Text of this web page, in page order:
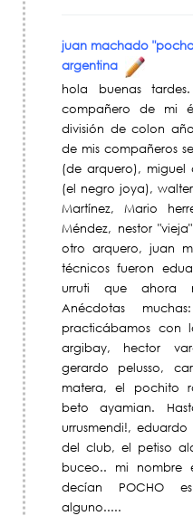
juan machado
argentina
hola buenas
compañero de mi
división de colon
de mis compañeros
(de arquero), miguel
(el negro joya),
Martínez, Mario
Méndez, nestor
otro arquero, juan
técnicos fueron
urruti que ahora
Anécdotas
practicábamos con
argibay, hector
gerardo pelusso,
matera, el pochito
beto ayamian.
urrusmendi!,
del club, el petiso
buceo.. mi nombre
decían POCHO
alguno.....